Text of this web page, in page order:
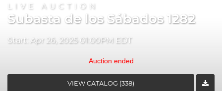
LIVE AUCTION
Subasta de los Sábados 1282
Start: Apr 26, 2025 01:00PM EDT
Auction ended
VIEW CATALOG (338)